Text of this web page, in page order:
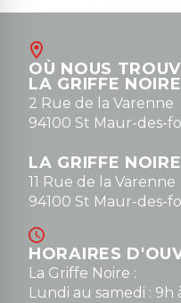
Août
contact@la-
0148836747
OÙ NOUS
LA GRIFFE NOIRE
2 Rue de la Varenne
94100 St Maur-des-
LA GRIFFE
11 Rue de la Varenne
94100 St Maur-des-
HORAIRES
La Griffe Noire :
Lundi au samedi : 9h